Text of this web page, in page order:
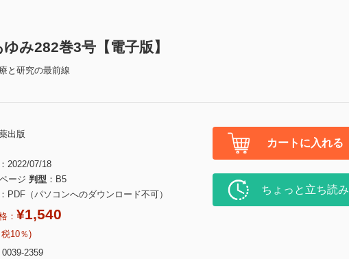
み282巻3号【電子版】
と研究の最前線
出版
2022/07/18
ージ 判型
B5
PDF（パソコンへのダウンロード不可）
： ¥1,540
10％)
0039-2359
カートに入れる
ちょっと立ち読み